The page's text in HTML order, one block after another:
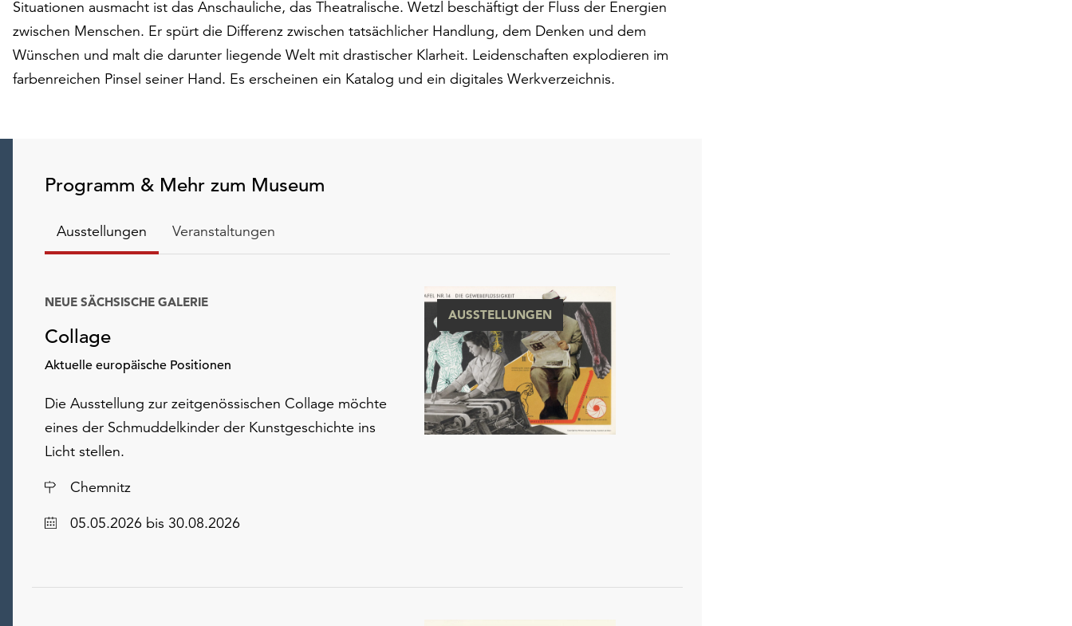
Situationen ausmacht ist das Anschauliche, das Theatralische. Wetzl beschäftigt der Fluss der Energien
zwischen Menschen. Er spürt die Differenz zwischen tatsächlicher Handlung, dem Denken und dem
Wünschen und malt die darunter liegende Welt mit drastischer Klarheit. Leidenschaften explodieren im
farbenreichen Pinsel seiner Hand. Es erscheinen ein Katalog und ein digitales Werkverzeichnis.
Programm & Mehr zum Museum
Ausstellungen Veranstaltungen
Collage
Aktuelle europäische Positionen
NEUE SÄCHSISCHE GALERIE
Die Ausstellung zur zeitgenössischen Collage möchte
eines der Schmuddelkinder der Kunstgeschichte ins
Licht stellen.
Ort
Chemnitz
Datum05.05.2026 bis 30.08.2026
AUSSTELLUNGEN